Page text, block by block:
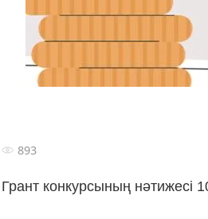
893
Грант конкурсының нәтижесі